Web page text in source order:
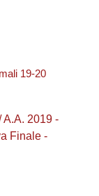
19-20
A.A. 2019 -
Finale -